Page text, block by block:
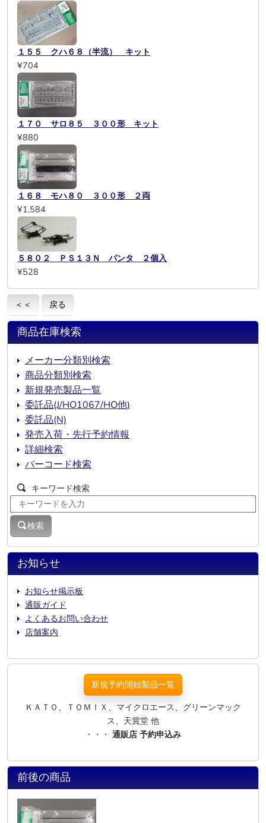
１５５ クハ６８（半流） キット
¥704
１７０ サロ８５ ３００形 キット
¥880
１６８ モハ８０ ３００形 ２両
¥1,584
５８０２ ＰＳ１３Ｎ パンタ ２個入
¥528
＜＜ 戻る
お知らせ
お知らせ掲示板
通販ガイド
よくあるお問い合わせ
店舗案内
商品在庫検索
メーカー分類別検索
商品分類別検索
新規発売製品一覧
委託品(J/HO1067/HO他)
委託品(N)
発売入荷・先行予約情報
詳細検索
バーコード検索
キーワード検索
検索
新規予約開始製品一覧
ＫＡＴＯ、ＴＯＭＩＸ、マイクロエース、グリーンマック
ス、天賞堂 他
・・・ 通販店 予約申込み
前後の商品